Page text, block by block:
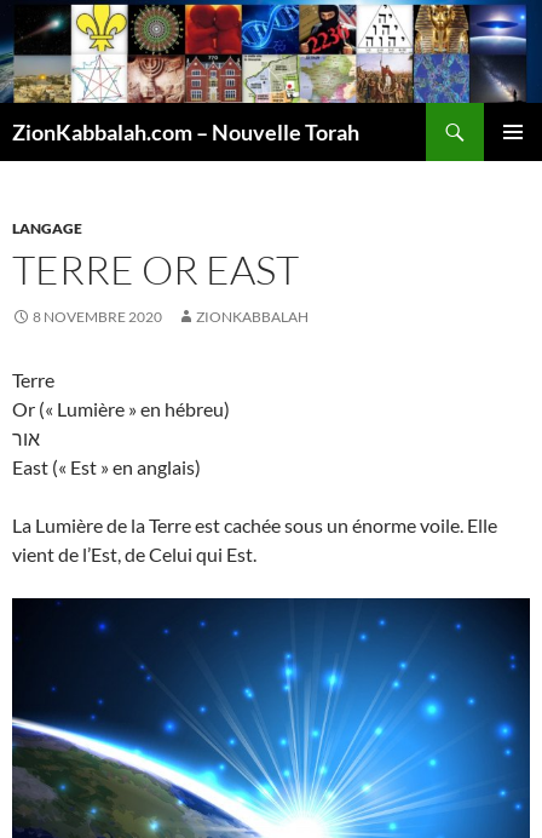
ZionKabbalah.com – Nouvelle Torah
LANGAGE
TERRE OR EAST
8 NOVEMBRE 2020 ZIONKABBALAH
Terre
Or (« Lumière » en hébreu)
אור
East (« Est » en anglais)
La Lumière de la Terre est cachée sous un énorme voile. Elle
vient de l’Est, de Celui qui Est.